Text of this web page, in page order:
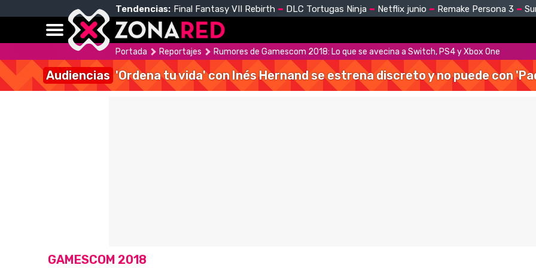
Tendencias: Final Fantasy VII Rebirth DLC Tortugas Ninja Netflix junio Remake Persona 3
Portada Reportajes Rumores de Gamescom 2018: Lo que se avecina a Switch, PS4 y Xbox One
Audiencias 'Ordena tu vida' con Inés Hernand se estrena discreto y no puede con
GAMESCOM 2018